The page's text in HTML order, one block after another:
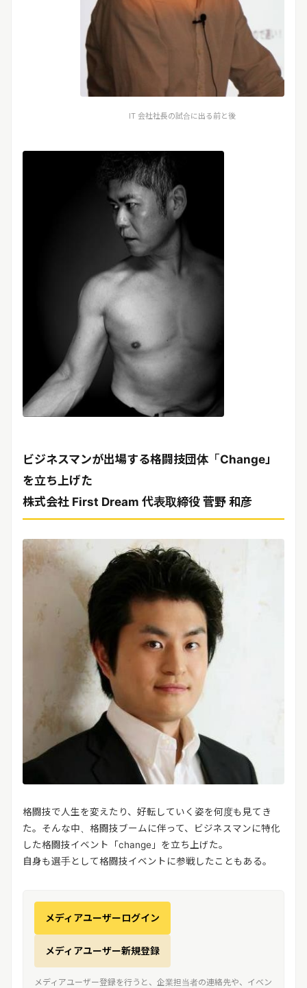
IT 会社社長の試合に出る前と後
ビジネスマンが出場する格闘技団体「Change」
を立ち上げた
株式会社 First Dream 代表取締役 菅野 和彦
格闘技で人生を変えたり、好転していく姿を何度も見てき
た。そんな中、格闘技ブームに伴って、ビジネスマンに特化
した格闘技イベント「change」を立ち上げた。
自身も選手として格闘技イベントに参戦したこともある。
メディアユーザーログイン
メディアユーザー新規登録
メディアユーザー登録を行うと、企業担当者の連絡先や、イベン